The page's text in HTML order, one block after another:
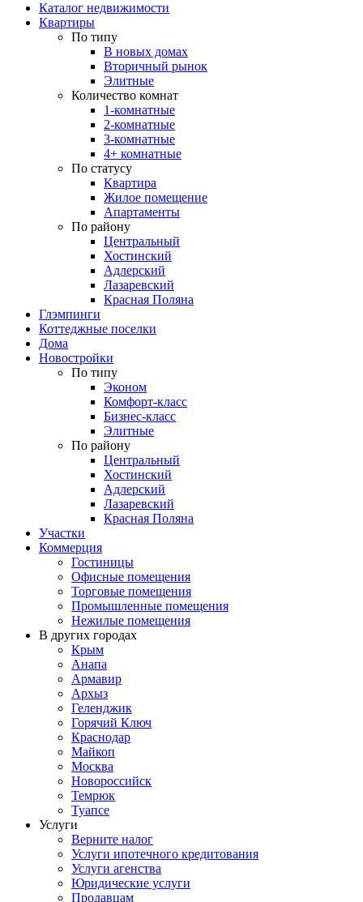
Каталог недвижимости
Квартиры
По типу
В новых домах
Вторичный рынок
Элитные
Количество комнат
1-комнатные
2-комнатные
3-комнатные
4+ комнатные
По статусу
Квартира
Жилое помещение
Апартаменты
По району
Центральный
Хостинский
Адлерский
Лазаревский
Красная Поляна
Глэмпинги
Коттеджные поселки
Дома
Новостройки
По типу
Эконом
Комфорт-класс
Бизнес-класс
Элитные
По району
Центральный
Хостинский
Адлерский
Лазаревский
Красная Поляна
Участки
Коммерция
Гостиницы
Офисные помещения
Торговые помещения
Промышленные помещения
Нежилые помещения
В других городах
Крым
Анапа
Армавир
Архыз
Геленджик
Горячий Ключ
Краснодар
Майкоп
Москва
Новороссийск
Темрюк
Туапсе
Услуги
Верните налог
Услуги ипотечного кредитования
Услуги агенства
Юридические услуги
Продавцам